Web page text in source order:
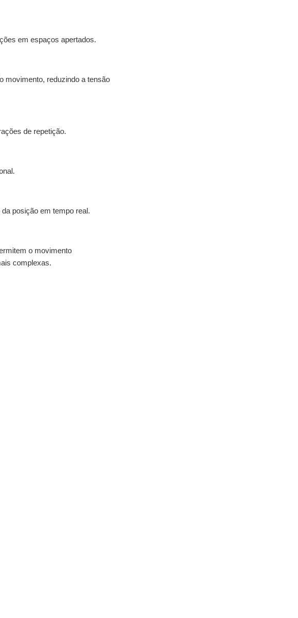
em espaços apertados.
movimento, reduzindo a tensão
de repetição.
posição em tempo real.
o movimento
complexas.